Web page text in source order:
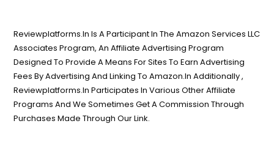
Reviewplatforms.In Is A Participant In The Amazon Services LLC
Associates Program, An Affiliate Advertising Program
Designed To Provide A Means For Sites To Earn Advertising
Fees By Advertising And Linking To Amazon.In Additionally ,
Reviewplatforms.In Participates In Various Other Affiliate
Programs And We Sometimes Get A Commission Through
Purchases Made Through Our Link.